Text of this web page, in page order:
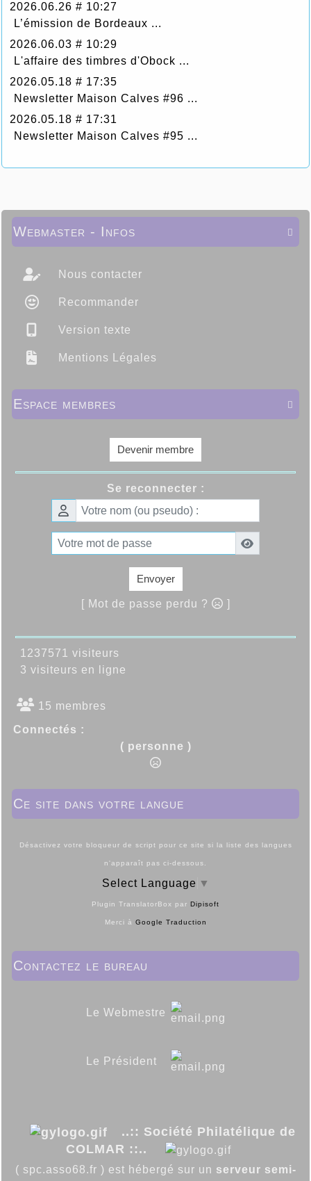
2026.06.26 # 10:27
L’émission de Bordeaux ...
2026.06.03 # 10:29
L'affaire des timbres d'Obock ...
2026.05.18 # 17:35
Newsletter Maison Calves #96 ...
2026.05.18 # 17:31
Newsletter Maison Calves #95 ...

Webmaster - Infos
Nous contacter
Recommander
Version texte
Mentions Légales

Espace membres
Devenir membre
Se reconnecter :
Envoyer
[ Mot de passe perdu ? ]
1237571 visiteurs
3 visiteurs en ligne
15 membres
Connectés :
( personne )
Ce site dans votre langue
Désactivez votre bloqueur de script pour ce site si la liste des langues
n'apparaît pas ci-dessous.
Select Language ▼
Plugin TranslatorBox par Dipisoft
Merci à Google Traduction
Contactez le bureau
Le Webmestre
Le Président
..:: Société Philatélique de
COLMAR ::..
( spc.asso68.fr ) est hébergé sur un serveur semi-